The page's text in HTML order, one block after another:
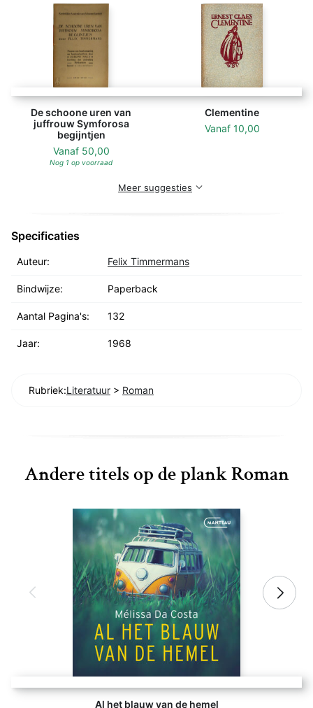
De schoone uren van
juffrouw Symforosa
begijntjen
Vanaf 50,00
Nog 1 op voorraad
Clementine
Vanaf 10,00
Meer suggesties
Specificaties
Auteur: Felix Timmermans
Bindwijze: Paperback
Aantal Pagina's: 132
Jaar: 1968
Rubriek:Literatuur > Roman
Andere titels op de plank Roman
Al het blauw van de hemel